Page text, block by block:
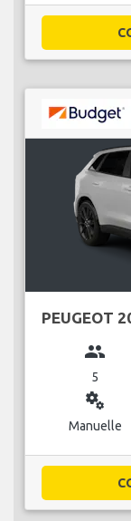
PEUGEOT
group
5
miscellaneous_services
Manuelle